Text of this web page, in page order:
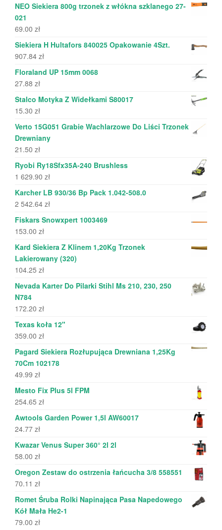
NEO Siekiera 800g trzonek z włókna szklanego 27-
021
69.00 zł
Siekiera H Hultafors 840025 Opakowanie 4Szt.
907.84 zł
Floraland UP 15mm 0068
27.88 zł
Stalco Motyka Z Widełkami S80017
15.30 zł
Verto 15G051 Grabie Wachlarzowe Do Liści Trzonek
Drewniany
21.50 zł
Ryobi Ry18Sfx35A-240 Brushless
1 629.90 zł
Karcher LB 930/36 Bp Pack 1.042-508.0
2 542.64 zł
Fiskars Snowxpert 1003469
153.00 zł
Kard Siekiera Z Klinem 1,20Kg Trzonek
Lakierowany (320)
104.25 zł
Nevada Karter Do Pilarki Stihl Ms 210, 230, 250
N784
172.20 zł
Texas koła 12"
359.00 zł
Pagard Siekiera Rozłupująca Drewniana 1,25Kg
70Cm 102178
49.99 zł
Mesto Fix Plus 5l FPM
254.65 zł
Awtools Garden Power 1,5l AW60017
24.77 zł
Kwazar Venus Super 360° 2l 2l
58.00 zł
Oregon Zestaw do ostrzenia łańcucha 3/8 558551
70.11 zł
Romet Śruba Rolki Napinająca Pasa Napedowego
Kół Mała He2-1
79.00 zł